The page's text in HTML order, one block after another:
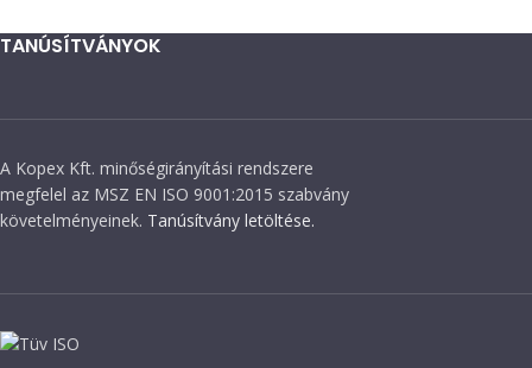
TANÚSÍTVÁNYOK
A Kopex Kft. minőségirányítási rendszere
megfelel az MSZ EN ISO 9001:2015 szabvány
követelményeinek. Tanúsítvány letöltése.